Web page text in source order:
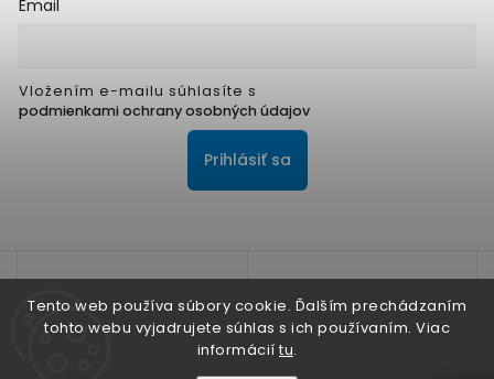
Tento web používa súbory cookie. Ďalším prechádzaním
tohto webu vyjadrujete súhlas s ich používaním. Viac
informácií tu.
Email
Vložením e-mailu súhlasíte s
podmienkami ochrany osobných údajov
Prihlásiť sa
Na zlepšenie našich služieb používame cookies. O ich